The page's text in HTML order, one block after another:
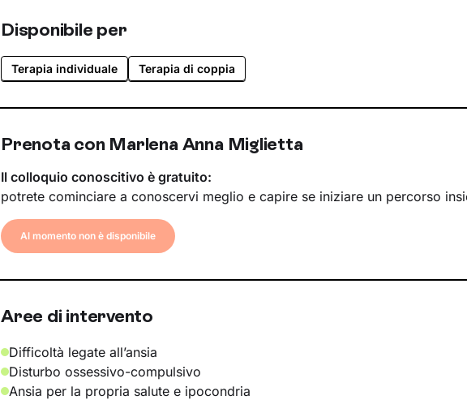
Disponibile per
Terapia individuale Terapia di coppia
Prenota con Marlena Anna Miglietta
Il colloquio conoscitivo è gratuito:
potrete cominciare a conoscervi meglio e capire se iniziare un percorso
Al momento non è disponibile
Aree di intervento
Difficoltà legate all’ansia
Disturbo ossessivo-compulsivo
Ansia per la propria salute e ipocondria